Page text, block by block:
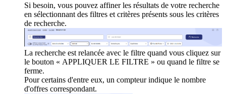
Si besoin, vous pouvez affiner les résultats de votre recherche
en sélectionnant des filtres et critères présents sous les critères
de recherche.
La recherche est relancée avec le filtre quand vous cliquez sur
le bouton « APPLIQUER LE FILTRE » ou quand le filtre se
ferme.
Pour certains d'entre eux, un compteur indique le nombre
d'offres correspondant.